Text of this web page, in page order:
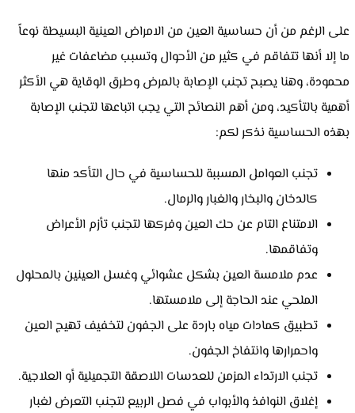
على الرغم من أن حساسية العين من الامراض العينية البسيطة نوعاً
ما إلا أنها تتفاقم في كثير من الأحوال وتسبب مضاعفات غير
محمودة، وهنا يصبح تجنب الإصابة بالمرض وطرق الوقاية هي الأكثر
أهمية بالتأكيد، ومن أهم النصائح التي يجب اتباعها لتجنب الإصابة
بهذه الحساسية نذكر لكم:
تجنب العوامل المسببة للحساسية في حال التأكد منها
كالدخان والبخار والغبار والرمال.
الامتناع التام عن حك العين وفركها لتجنب تأزم الأعراض
وتفاقمها.
عدم ملامسة العين بشكل عشوائي وغسل العينين بالمحلول
الملحي عند الحاجة إلى ملامستها.
تطبيق كمادات مياه باردة على الجفون لتخفيف تهيج العين
واحمرارها وانتفاخ الجفون.
تجنب الارتداء المزمن للعدسات اللاصقة التجميلية أو العلاجية.
إغلاق النوافذ والأبواب في فصل الربيع لتجنب التعرض لغبار